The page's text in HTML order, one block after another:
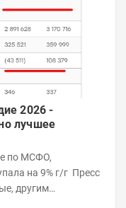
2026 -
лучшее
по МСФО,
9% г/г Пресс
другим